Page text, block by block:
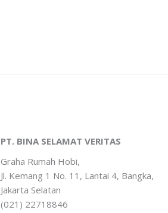
PT. BINA SELAMAT VERITAS
Graha Rumah Hobi,
Jl. Kemang 1 No. 11, Lantai 4, Bangka,
Jakarta Selatan
(021) 22718846